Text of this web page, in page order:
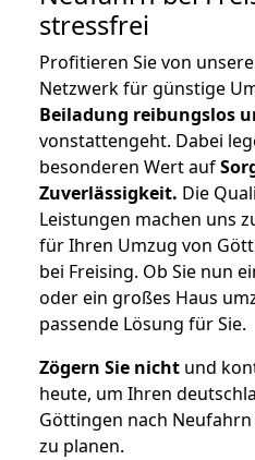
stressfrei
Profitieren Sie von
Netzwerk für günstige
Beiladung reibungslos
vonstattengeht. Dabei
besonderen Wert auf
Zuverlässigkeit. Die
Leistungen machen uns
für Ihren Umzug von
bei Freising. Ob Sie nun
oder ein großes Haus
passende Lösung für Sie.
Zögern Sie nicht und
heute, um Ihren
Göttingen nach
zu planen.